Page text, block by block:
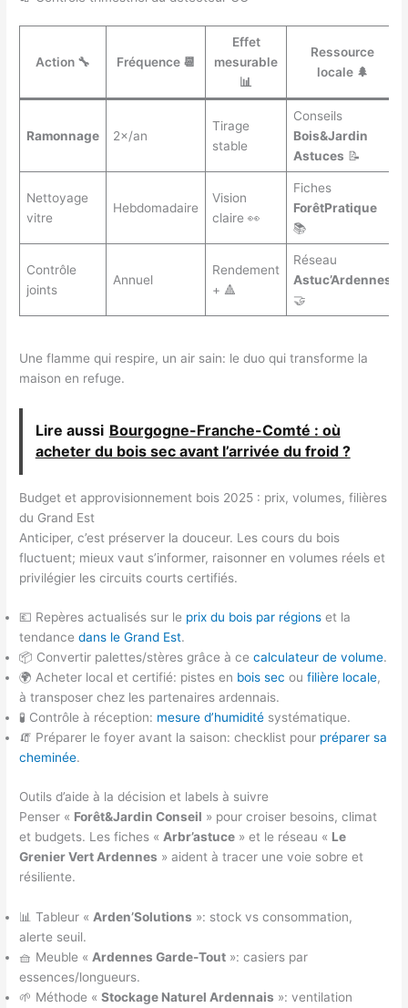
Action 🔧 Fréquence 📆
Effet
mesurable
📊
Ressource
locale 🌲
Ramonnage 2×/an
Tirage
stable
Conseils
Bois&Jardin
Astuces 📝
Nettoyage
vitre
Hebdomadaire
Vision
claire 👀
Fiches
ForêtPratique
📚
Contrôle
joints
Annuel
Rendement
+ 🔺
Réseau
Astuc’Ardennes
🤝
Une flamme qui respire, un air sain: le duo qui transforme la
maison en refuge.
Lire aussi Bourgogne-Franche-Comté : où
acheter du bois sec avant l’arrivée du froid ?
Budget et approvisionnement bois 2025 : prix, volumes, filières
du Grand Est
Anticiper, c’est préserver la douceur. Les cours du bois
fluctuent; mieux vaut s’informer, raisonner en volumes réels et
privilégier les circuits courts certifiés.
💶 Repères actualisés sur le prix du bois par régions et la
tendancedans le Grand Est.
📦 Convertir palettes/stères grâce à cecalculateur de volume.
🌍 Acheter local et certifié: pistes en bois sec oufilière locale,
à transposer chez les partenaires ardennais.
🧪 Contrôle à réception: mesure d’humidité systématique.
🧯 Préparer le foyer avant la saison: checklist pour préparer sa
cheminée.
Outils d’aide à la décision et labels à suivre
Penser « Forêt&Jardin Conseil » pour croiser besoins, climat
et budgets. Les fiches « Arbr’astuce » et le réseau « Le
Grenier Vert Ardennes » aident à tracer une voie sobre et
résiliente.
📊 Tableur « Arden’Solutions »: stock vs consommation,
alerte seuil.
🧺 Meuble « Ardennes Garde-Tout »: casiers par
essences/longueurs.
🌱 Méthode «Stockage Naturel Ardennais »: ventilation